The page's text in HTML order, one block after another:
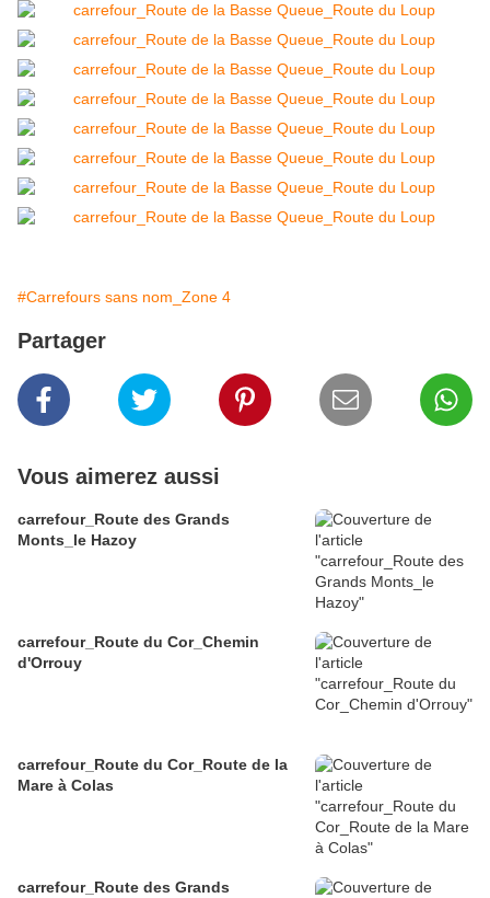
#Carrefours sans nom_Zone 4
Partager
Vous aimerez aussi
carrefour_Route des Grands
Monts_le Hazoy
carrefour_Route du Cor_Chemin
d'Orrouy
carrefour_Route du Cor_Route de la
Mare à Colas
carrefour_Route des Grands